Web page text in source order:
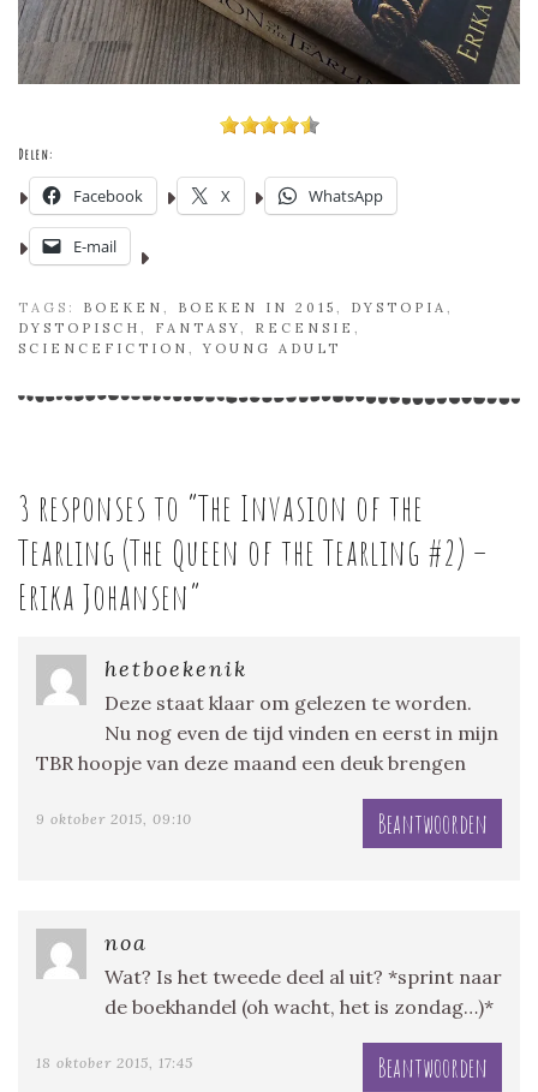
Delen:
Facebook X WhatsApp
E-mail
TAGS: BOEKEN , BOEKEN IN 2015 , DYSTOPIA ,
DYSTOPISCH , FANTASY, RECENSIE ,
SCIENCEFICTION ,YOUNG ADULT
3 responses to “The Invasion of the
Tearling (The Queen of the Tearling #2) –
Erika Johansen”
hetboekenik
Deze staat klaar om gelezen te worden.
Nu nog even de tijd vinden en eerst in mijn
TBR hoopje van deze maand een deuk brengen
9 oktober 2015, 09:10 Beantwoorden
noa
Wat? Is het tweede deel al uit? *sprint naar
de boekhandel (oh wacht, het is zondag…)*
18 oktober 2015, 17:45 Beantwoorden